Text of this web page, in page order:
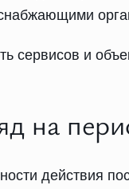
сервисов и
на
действия